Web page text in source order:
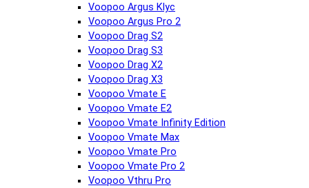
Voopoo Argus Klyc
Voopoo Argus Pro 2
Voopoo Drag S2
Voopoo Drag S3
Voopoo Drag X2
Voopoo Drag X3
Voopoo Vmate E
Voopoo Vmate E2
Voopoo Vmate Infinity Edition
Voopoo Vmate Max
Voopoo Vmate Pro
Voopoo Vmate Pro 2
Voopoo Vthru Pro